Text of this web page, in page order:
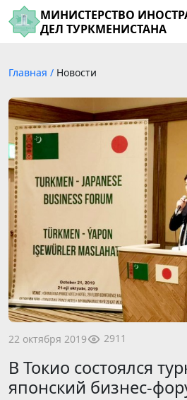
МИНИСТЕРСТВО
ДЕЛ ТУРКМЕНИСТАНА
Главная / Новости
22 октября 2019 2911
В Токио состоялся
японский бизнес-